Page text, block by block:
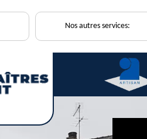
Nos autres services: